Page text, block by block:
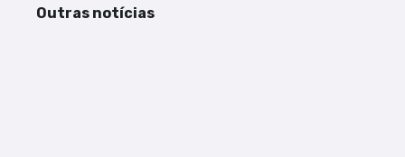
Outras notícias